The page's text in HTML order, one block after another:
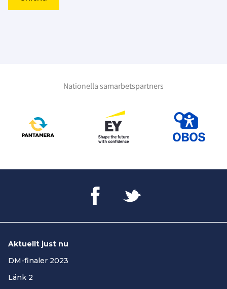
Nationella samarbetspartners
Aktuellt just nu
DM-finaler 2023
Länk 2